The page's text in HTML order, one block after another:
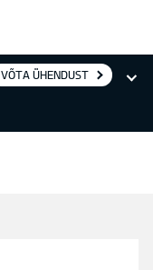
VÕTA ÜHENDUST